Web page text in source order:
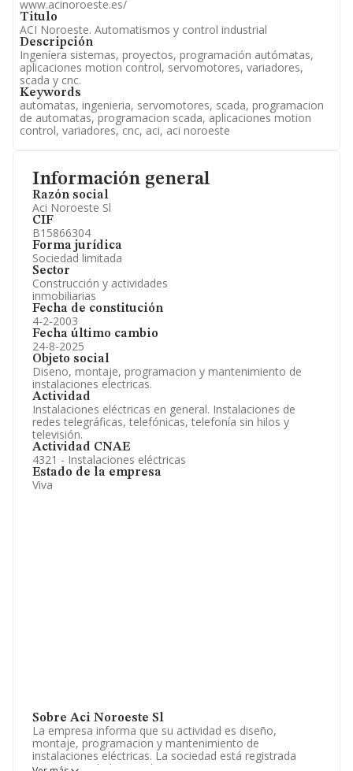
Información general
Razón social
Aci Noroeste Sl
CIF
B15866304
Forma jurídica
Sociedad limitada
Sector
Construcción y actividades
inmobiliarias
Fecha de constitución
4-2-2003
Fecha último cambio
24-8-2025
Objeto social
Diseno, montaje, programacion y mantenimiento de
instalaciones electricas.
Actividad
Instalaciones eléctricas en general. Instalaciones de
redes telegráficas, telefónicas, telefonía sin hilos y
televisión.
Actividad CNAE
4321 - Instalaciones eléctricas
Estado de la empresa
Viva
Sobre Aci Noroeste Sl
La empresa informa que su actividad es diseño,
montaje, programacion y mantenimiento de
instalaciones eléctricas. La sociedad está registrada
www.acinoroeste.es/
Titulo
ACI Noroeste. Automatismos y control industrial
Descripción
Ingeníera sistemas, proyectos, programación autómatas,
aplicaciones motion control, servomotores, variadores,
scada y cnc.
Keywords
automatas, ingenieria, servomotores, scada, programacion
de automatas, programacion scada, aplicaciones motion
control, variadores, cnc, aci, aci noroeste